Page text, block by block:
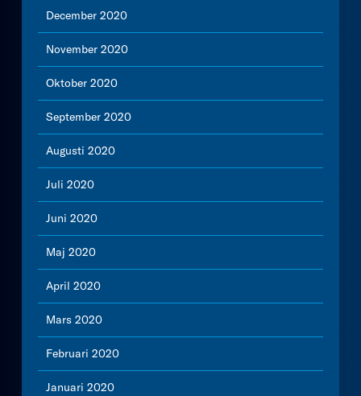
December 2020
November 2020
Oktober 2020
September 2020
Augusti 2020
Juli 2020
Juni 2020
Maj 2020
April 2020
Mars 2020
Februari 2020
Januari 2020